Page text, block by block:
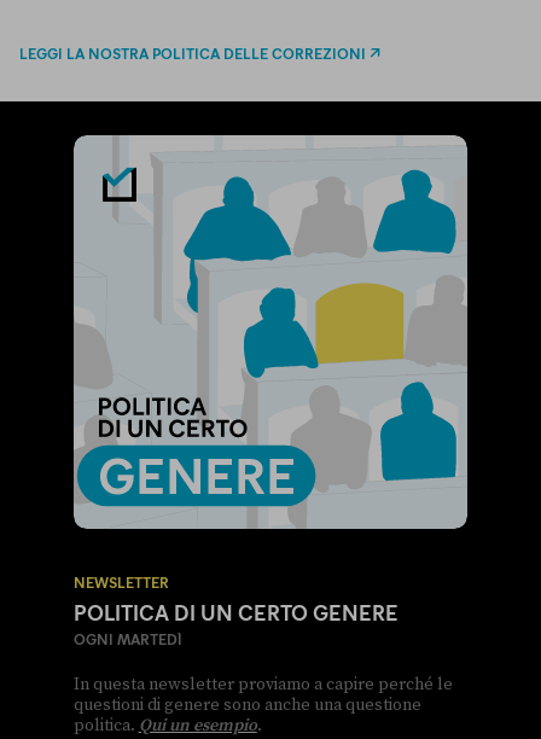
LEGGI LA NOSTRA POLITICA DELLE CORREZIONI
NEWSLETTER
POLITICA DI UN CERTO GENERE
OGNI MARTEDÌ
In questa newsletter proviamo a capire perché le
questioni di genere sono anche una questione
politica. Qui un esempio.